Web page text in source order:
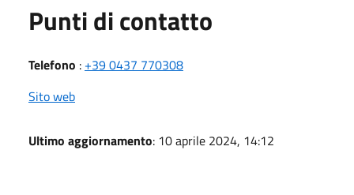
Punti di contatto
Telefono : +39 0437 770308
Sito web
Ultimo aggiornamento: 10 aprile 2024, 14:12